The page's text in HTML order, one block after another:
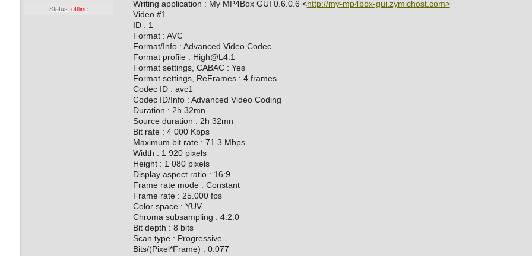
Status:offline
Writing application : My MP4Box GUI 0.6.0.6 <http://my-mp4box-gui.zymichost.com>
Video #1
ID : 1
Format : AVC
Format/Info : Advanced Video Codec
Format profile : High@L4.1
Format settings, CABAC : Yes
Format settings, ReFrames : 4 frames
Codec ID : avc1
Codec ID/Info : Advanced Video Coding
Duration : 2h 32mn
Source duration : 2h 32mn
Bit rate : 4 000 Kbps
Maximum bit rate : 71.3 Mbps
Width : 1 920 pixels
Height : 1 080 pixels
Display aspect ratio : 16:9
Frame rate mode : Constant
Frame rate : 25.000 fps
Color space : YUV
Chroma subsampling : 4:2:0
Bit depth : 8 bits
Scan type : Progressive
Bits/(Pixel*Frame) : 0.077